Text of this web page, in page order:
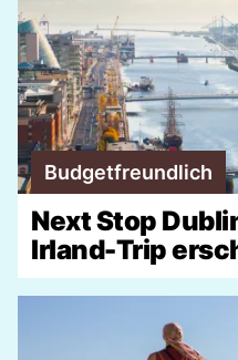
Budgetfreundlich
Next Stop
Irland-Trip